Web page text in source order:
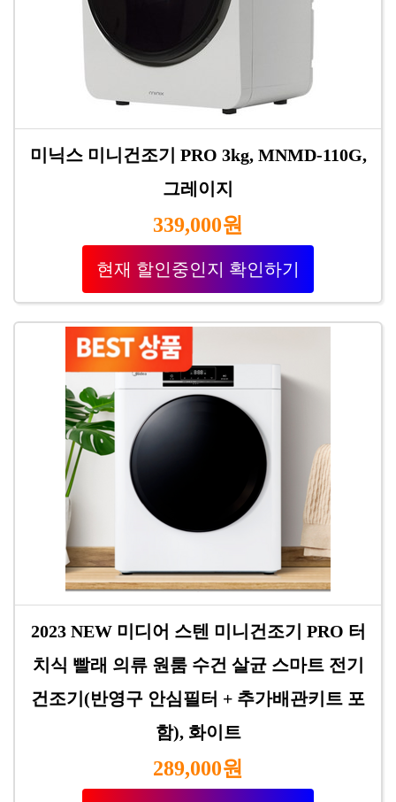
미닉스 미니건조기 PRO 3kg, MNMD-110G,
그레이지
339,000원
현재 할인중인지 확인하기
2023 NEW 미디어 스텐 미니건조기 PRO 터
치식 빨래 의류 원룸 수건 살균 스마트 전기
건조기(반영구 안심필터 + 추가배관키트 포
함), 화이트
289,000원